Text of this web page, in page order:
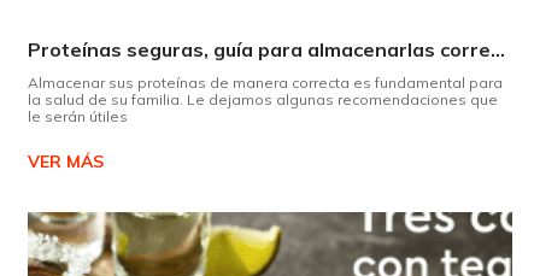
Proteínas seguras, guía para almacenarlas correctamente Copiar
Almacenar sus proteínas de manera correcta es fundamental para
la salud de su familia. Le dejamos algunas recomendaciones que
le serán útiles
VER MÁS